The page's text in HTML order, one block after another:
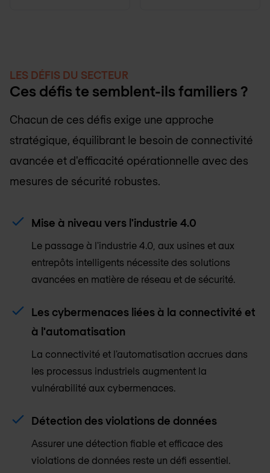
LES DÉFIS DU SECTEUR
Ces défis te semblent-ils familiers ?
Chacun de ces défis exige une approche
stratégique, équilibrant le besoin de connectivité
avancée et d'efficacité opérationnelle avec des
mesures de sécurité robustes.
Mise à niveau vers l'industrie 4.0
Le passage à l'industrie 4.0, aux usines et aux
entrepôts intelligents nécessite des solutions
avancées en matière de réseau et de sécurité.
Les cybermenaces liées à la connectivité et
à l'automatisation
La connectivité et l'automatisation accrues dans
les processus industriels augmentent la
vulnérabilité aux cybermenaces.
Détection des violations de données
Assurer une détection fiable et efficace des
violations de données reste un défi essentiel.